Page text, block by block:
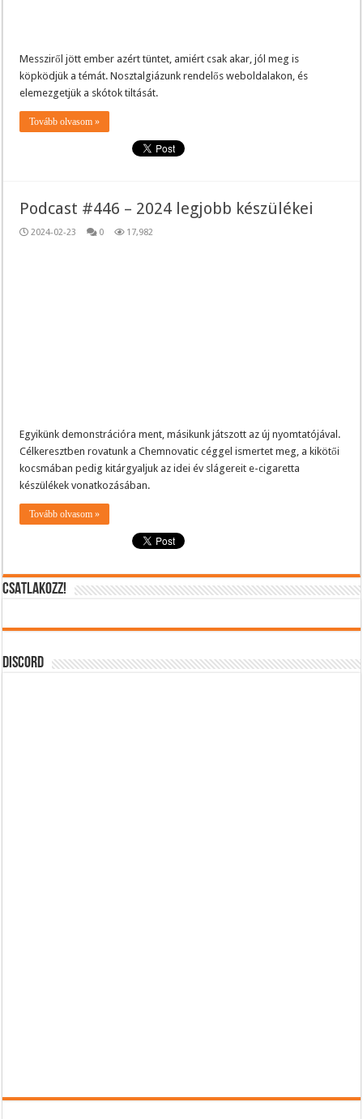
Messziről jött ember azért tüntet, amiért csak akar, jól meg is
köpködjük a témát. Nosztalgiázunk rendelős weboldalakon, és
elemezgetjük a skótok tiltását.
Tovább olvasom »
Podcast #446 – 2024 legjobb készülékei
2024-02-23 0 17,982
Egyikünk demonstrációra ment, másikunk játszott az új nyomtatójával.
Célkeresztben rovatunk a Chemnovatic céggel ismertet meg, a kikötői
kocsmában pedig kitárgyaljuk az idei év slágereit e-cigaretta
készülékek vonatkozásában.
Tovább olvasom »
CSATLAKOZZ!
DISCORD